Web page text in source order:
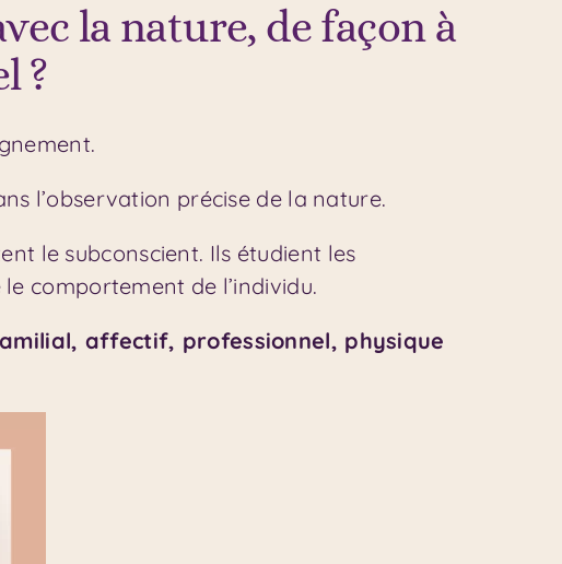
la nature, de façon à
?
l’observation précise de la nature.
le subconscient. Ils étudient les
comportement de l’individu.
affectif, professionnel, physique